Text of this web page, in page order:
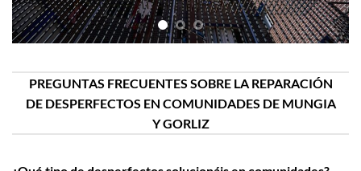
PREGUNTAS FRECUENTES SOBRE LA REPARACIÓN
DE DESPERFECTOS EN COMUNIDADES DE MUNGIA
Y GORLIZ